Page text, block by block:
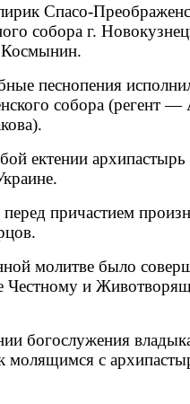
Спасо-
собора г.
Космынин.
песнопения
собора (регент
ектении
причастием
молитве было
Честному и
богослужения
молящимся с